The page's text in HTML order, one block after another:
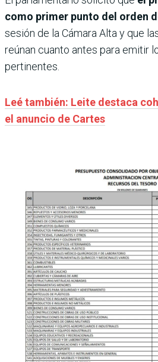
como primer punto del orden
sesión de la Cámara Alta y que
reúnan cuanto antes para emitir
pertinentes.
Leé también: Leite destaca
el anuncio de Cartes